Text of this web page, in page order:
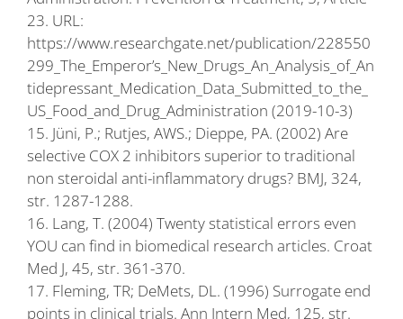
23. URL:
https://www.researchgate.net/publication/228550
299_The_Emperor’s_New_Drugs_An_Analysis_of_An
tidepressant_Medication_Data_Submitted_to_the_
US_Food_and_Drug_Administration (2019-10-3)
15. Jüni, P.; Rutjes, AWS.; Dieppe, PA. (2002) Are
selective COX 2 inhibitors superior to traditional
non steroidal anti-inflammatory drugs? BMJ, 324,
str. 1287-1288.
16. Lang, T. (2004) Twenty statistical errors even
YOU can find in biomedical research articles. Croat
Med J, 45, str. 361-370.
17. Fleming, TR; DeMets, DL. (1996) Surrogate end
points in clinical trials. Ann Intern Med, 125, str.